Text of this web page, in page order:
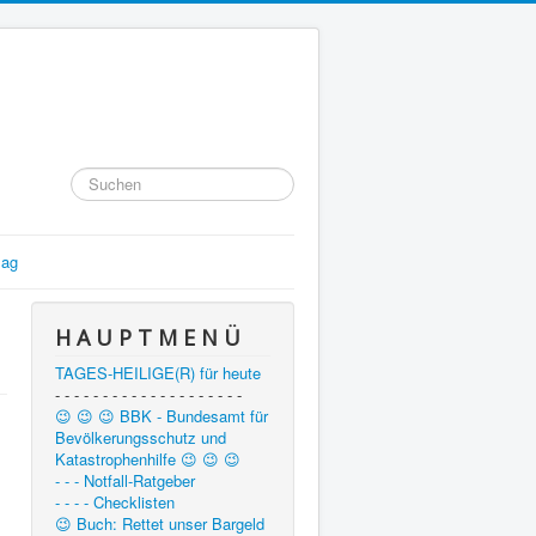
Suchen
...
H A U P T M E N Ü
TAGES-HEILIGE(R) für heute
- - - - - - - - - - - - - - - - - - - -
😉 😉 😉 BBK - Bundesamt für
Bevölkerungsschutz und
Katastrophenhilfe 😉 😉 😉
- - - Notfall-Ratgeber
- - - - Checklisten
😉 Buch: Rettet unser Bargeld